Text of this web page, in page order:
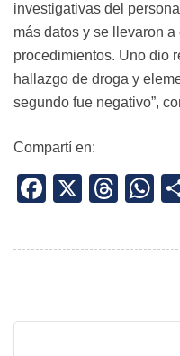
investigativas del
más datos y se llevaron
procedimientos. Uno dio
hallazgo de droga y
segundo fue negativo”,
Compartí en:
Facebook
X